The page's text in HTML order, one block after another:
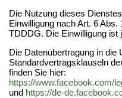
Die Nutzung dieses
Einwilligung nach Art. 6
TDDDG. Die Einwilligung ist
Die Datenübertragung in die
Standardvertragsklauseln
finden Sie hier:
https://www.facebook.com/
und https://de-